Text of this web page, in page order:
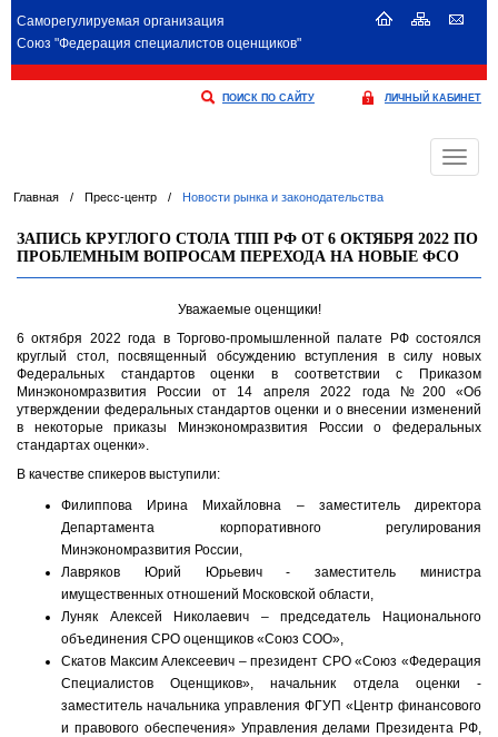
Саморегулируемая организация
Союз "Федерация специалистов оценщиков"
ПОИСК ПО САЙТУ ЛИЧНЫЙ КАБИНЕТ
Меню
Главная / Пресс-центр / Новости рынка и законодательства
ЗАПИСЬ КРУГЛОГО СТОЛА ТПП РФ ОТ 6 ОКТЯБРЯ 2022 ПО
ПРОБЛЕМНЫМ ВОПРОСАМ ПЕРЕХОДА НА НОВЫЕ ФСО
Уважаемые оценщики!
6 октября 2022 года в Торгово-промышленной палате РФ состоялся
круглый стол, посвященный обсуждению вступления в силу новых
Федеральных стандартов оценки в соответствии с Приказом
Минэкономразвития России от 14 апреля 2022 года №200 «Об
утверждении федеральных стандартов оценки и о внесении изменений
в некоторые приказы Минэкономразвития России о федеральных
стандартах оценки».
В качестве спикеров выступили:
Филиппова Ирина Михайловна – заместитель директора
Департамента корпоративного регулирования
Минэкономразвития России,
Лавряков Юрий Юрьевич - заместитель министра
имущественных отношений Московской области,
Луняк Алексей Николаевич – председатель Национального
объединения СРО оценщиков «Союз СОО»,
Скатов Максим Алексеевич – президент СРО «Союз «Федерация
Специалистов Оценщиков», начальник отдела оценки -
заместитель начальника управления ФГУП «Центр финансового
и правового обеспечения» Управления делами Президента РФ,